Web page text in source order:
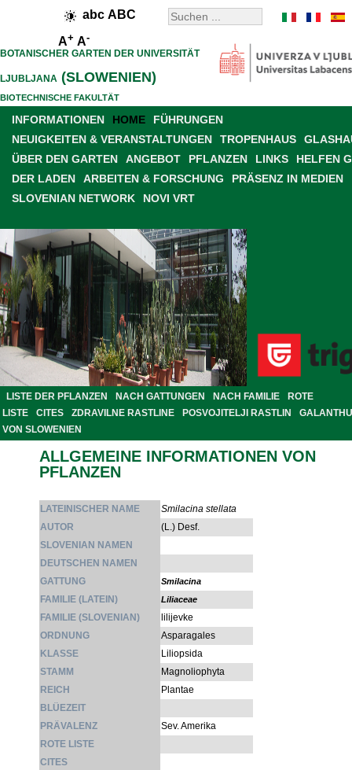
abc ABC
A+ A-
BOTANISCHER GARTEN DER UNIVERSITÄT
LJUBLJANA (SLOWENIEN)
BIOTECHNISCHE FAKULTÄT
INFORMATIONEN HOME
FÜHRUNGEN
NEUIGKEITEN & VERANSTALTUNGEN
TROPENHAUS
ÜBER DEN GARTEN
ANGEBOT PFLANZEN LINKS
HELFEN
DER LADEN
ARBEITEN & FORSCHUNG
PRÄSENZ IN MEDIEN
SLOVENIAN NETWORK
NOVI VRT
LISTE DER PFLANZEN NACH GATTUNGEN NACH FAMILIE
ROTE
LISTE
CITES ZDRAVILNE RASTLINE POSVOJITELJI RASTLIN
VON SLOWENIEN
ALLGEMEINE INFORMATIONEN VON
PFLANZEN
LATEINISCHER NAME
Smilacina stellata
AUTOR
(L.) Desf.
SLOVENIAN NAMEN
DEUTSCHEN NAMEN
GATTUNG
Smilacina
FAMILIE (LATEIN) Liliaceae
FAMILIE (SLOVENIAN)
lilijevke
ORDNUNG
Asparagales
KLASSE
Liliopsida
STAMM
Magnoliophyta
REICH
Plantae
BLÜEZEIT
PRÄVALENZ
Sev. Amerika
ROTE LISTE
CITES